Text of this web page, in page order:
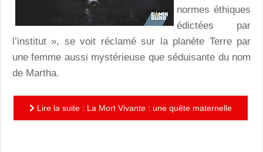
normes éthiques
édictées par
l’institut », se voit réclamé sur la planète Terre par
une femme aussi mystérieuse que séduisante du nom
de Martha.
Lire la suite : La Mort Vivante : une quête maternelle